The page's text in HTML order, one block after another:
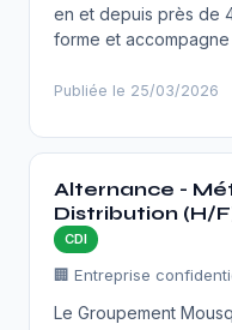
en et depuis près de
forme et
Publiée le 25/03/2026
Alternance -
Distribution (H/
CDI
🏢 Entreprise
Le Groupement